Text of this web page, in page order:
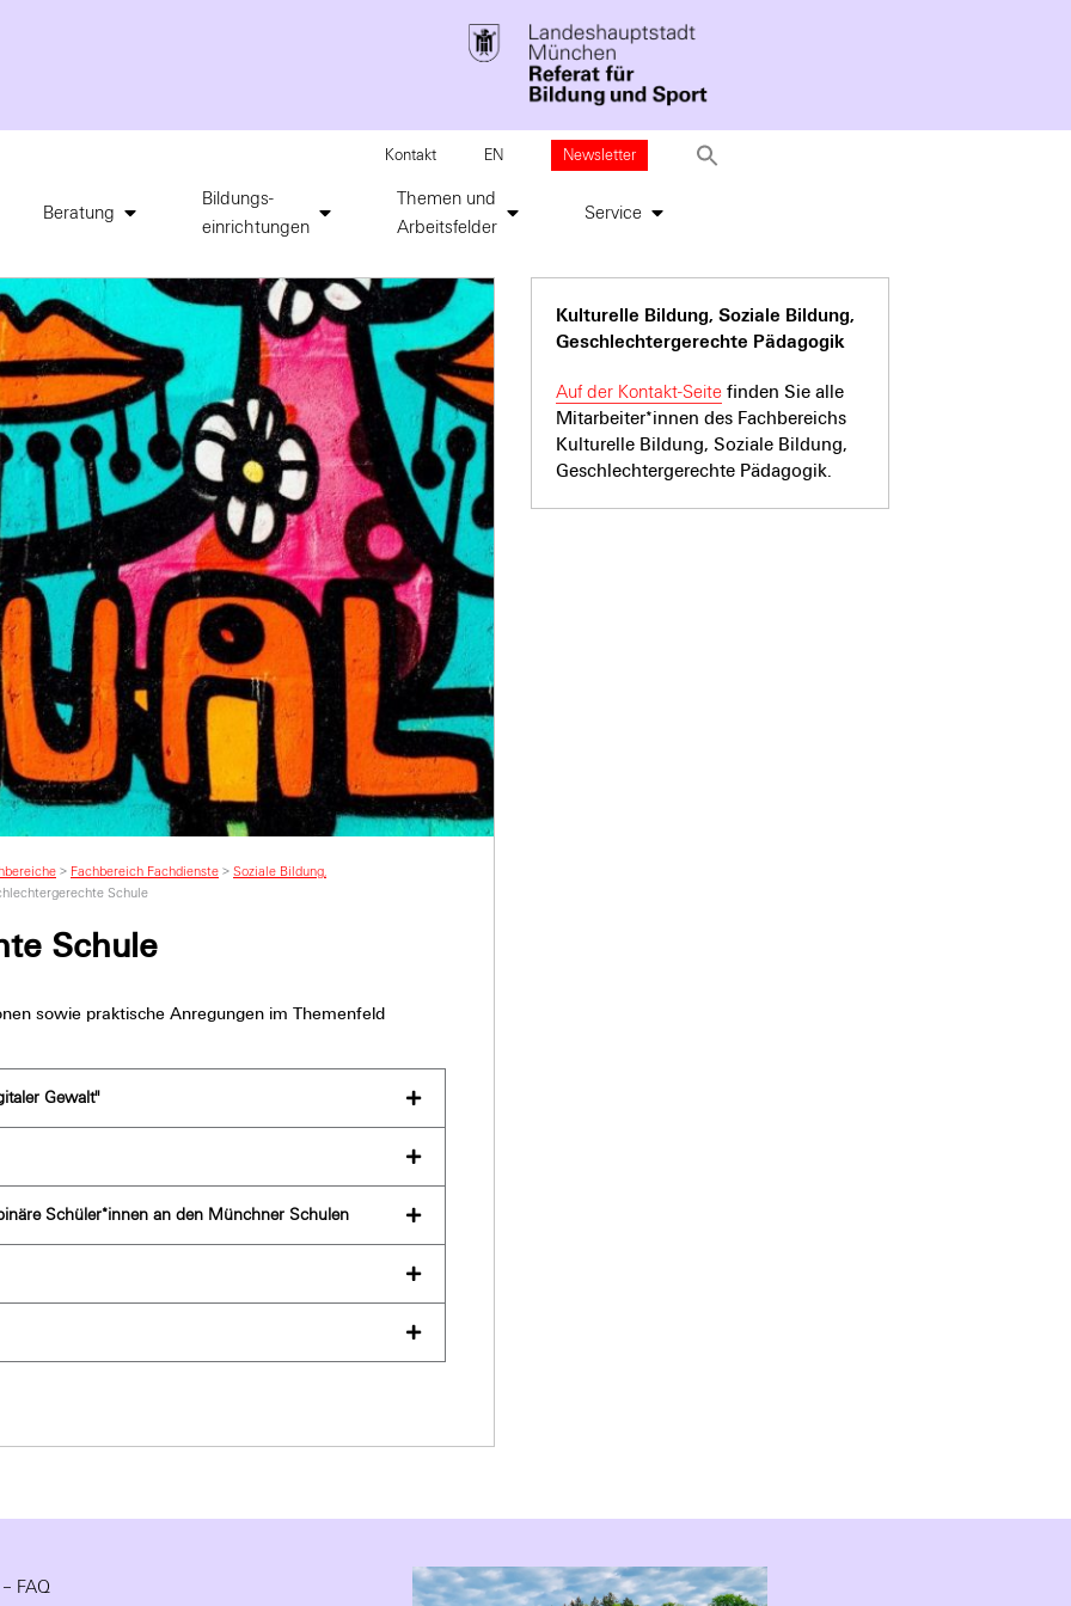
Kontakt EN Newsletter
Beratung
Bildungs-
einrichtungen
Themen und
Arbeitsfelder
Service
> Fachbereich Fachdienste > Soziale Bildung,
Schule
Schule
sowie praktische Anregungen im Themenfeld
Gewalt''
Schüler*innen an den Münchner Schulen
Kulturelle Bildung, Soziale Bildung,
Geschlechtergerechte Pädagogik
Auf der Kontakt-Seite finden Sie alle
Mitarbeiter*innen des Fachbereichs
Kulturelle Bildung, Soziale Bildung,
Geschlechtergerechte Pädagogik.
FAQ